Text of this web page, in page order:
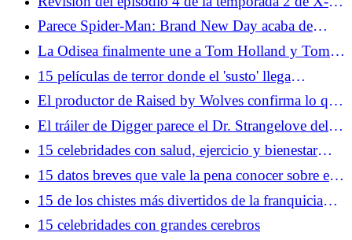
Christopher Nolan'
Men '97: apto para sobrevivir
Parece Spider-Man: Brand New Day acaba de
agregar otro vengador
La Odisea finalmente une a Tom Holland y Tom
Holland
15 películas de terror donde el 'susto' llega
demasiado cerca de casa
El productor de Raised by Wolves confirma lo que
realmente mató a la temporada 3
El tráiler de Digger parece el Dr. Strangelove del
siglo XXI
15 celebridades con salud, ejercicio y bienestar
extra extraños Prácticas dietéticas
15 datos breves que vale la pena conocer sobre el
negocio del cine
15 de los chistes más divertidos de la franquicia
Austin Powers
15 celebridades con grandes cerebros